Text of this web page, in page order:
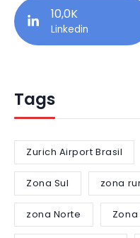
10,0K
Linkedin
Tags
Zurich Airport Brasil
Zona Sul zona
zona Norte